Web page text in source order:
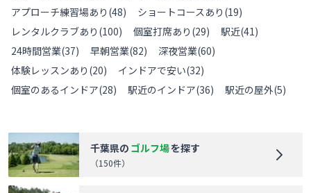
アプローチ練習場あり (48) ショートコースあり (19)
レンタルクラブあり (100) 個室打席あり (29) 駅近(41)
24時間営業(37) 早朝営業(82) 深夜営業(60)
体験レッスンあり (20) インドアで安い(32)
個室のあるインドア(28) 駅近のインドア(36) 駅近の屋外(5)
千葉県の ゴルフ場を探す
（150件）